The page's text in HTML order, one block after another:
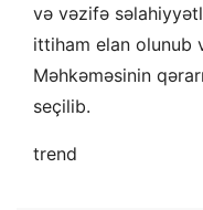
və vəzifə
ittiham elan olunub
Məhkəməsinin
seçilib.
trend